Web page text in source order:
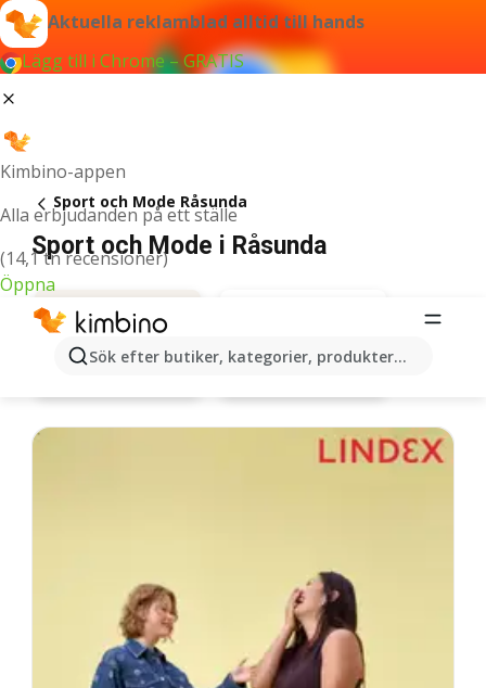
Aktuella reklamblad alltid till hands
Lägg till i Chrome – GRATIS
Kimbino-appen
Alla erbjudanden på ett ställe
(14,1 tn recensioner)
Öppna
Sök efter butiker, kategorier, produkter...
Sport och Mode Råsunda
Sport och Mode i Råsunda